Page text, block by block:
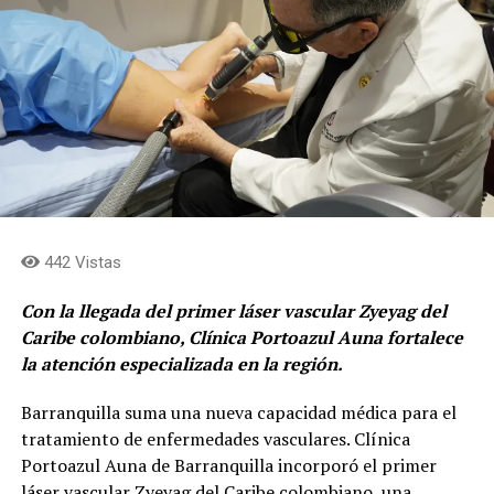
El equipo de Colombia estuvo integrado por Mariana
López Orozco, Camilo Arango, Miguel Chitiva, Samuel
Martelo, Isabella Zuluaga y María Antonia Cossío con el
acompañamiento del docente Víctor Lopera. Brasil
obtuvo el segundo lugar, seguido por Estados Unidos en
el tercer puesto.
El proyecto
La propuesta ganadora, integra ciencia, tecnología,
quebradas de Medellín.
El reconocimiento fue otorgado al proyecto
regeneración de la quebrada La Volcana, un afluente que
atraviesa el sur del Valle de Aburrá y enfrenta
importantes retos ambientales.
442 Vistas
Con la llegada del primer láser vascular Zyeyag del
Caribe colombiano, Clínica Portoazul Auna fortalece
la atención especializada en la región.
Barranquilla suma una nueva capacidad médica para el
tratamiento de enfermedades vasculares. Clínica
Portoazul Auna de Barranquilla incorporó el primer